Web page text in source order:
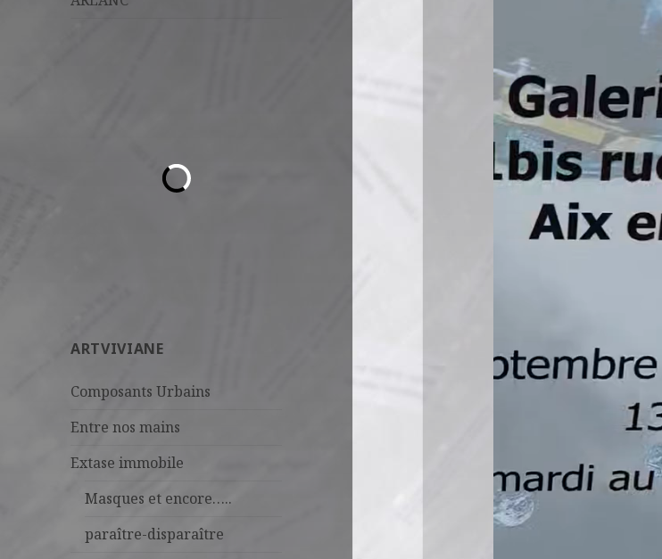
ARTVIVIANE
Composants Urbains
Entre nos mains
Extase immobile
Masques et encore…..
paraître-disparaître